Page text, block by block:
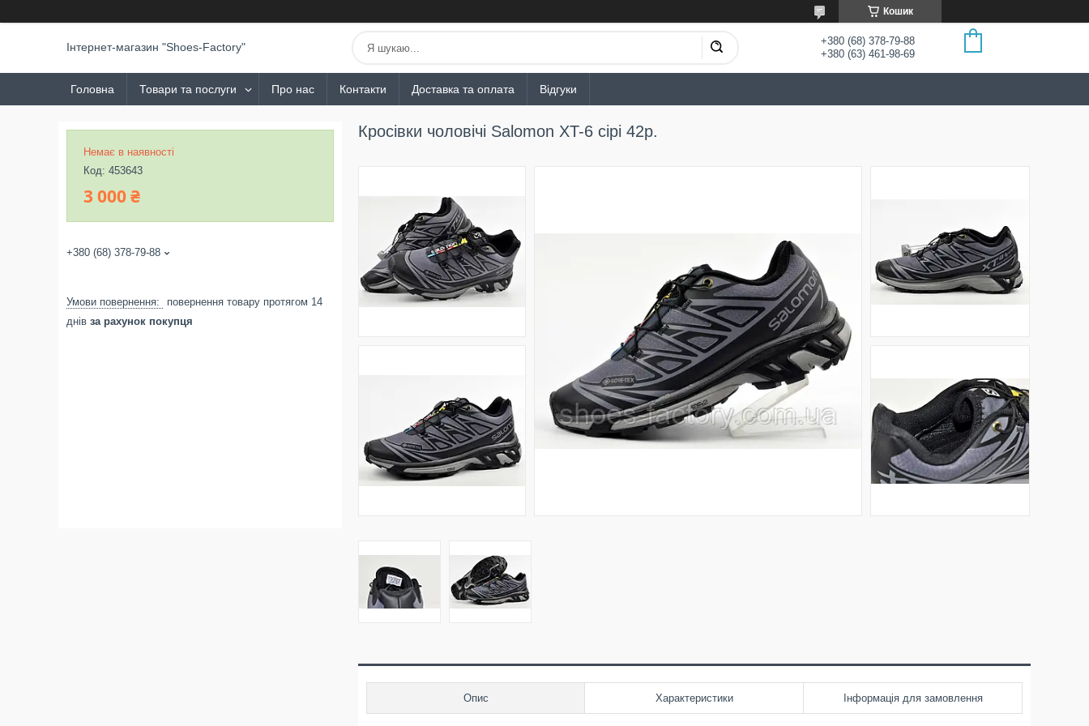
Кошик
Інтернет-магазин "Shoes-Factory"
+380 (68) 378-79-88
+380 (63) 461-98-69
Головна Товари та послуги Про нас Контакти Доставка та оплата Відгуки
Кросівки чоловічі Salomon XT-6 сірі 42р.
Опис Характеристики Інформація для замовлення
Немає в наявності
Код: 453643
3 000 ₴
+380 (68) 378-79-88
повернення товару протягом 14
днів за рахунок покупця